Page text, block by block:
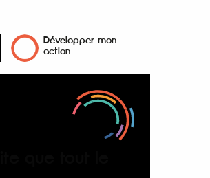
Développer mon
action